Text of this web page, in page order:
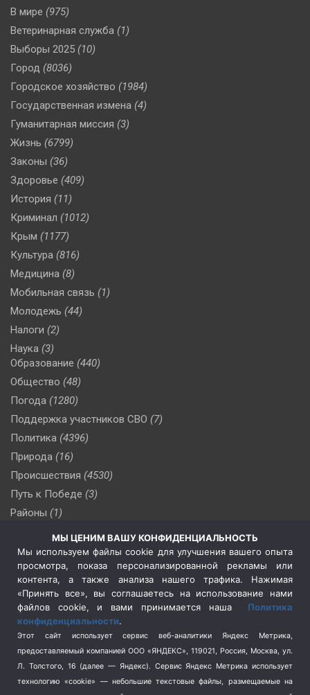
В мире (975)
Ветеринарная служба (1)
Выборы 2025 (10)
Город (8036)
Городское хозяйство (1984)
Государственная измена (4)
Гуманитарная миссия (3)
Жизнь (6799)
Законы (36)
Здоровье (409)
История (11)
Криминал (1012)
Крым (1177)
Культура (816)
Медицина (8)
Мобильная связь (1)
Молодежь (44)
Налоги (2)
Наука (3)
Образование (440)
Общество (48)
Погода (1280)
Поддержка участников СВО (7)
Политика (4396)
Природа (16)
Происшествия (4530)
Путь к Победе (3)
Районы (1)
(510)
Сельское хозяйство (3)
Социальная политика
(3)
Спецоперация в Украине
Спецоперация на Украине
(404)
Спорт (740)
Терроризм (1)
Транспорт (262)
МЫ ЦЕНИМ ВАШУ КОНФИДЕНЦИАЛЬНОСТЬ
Мы используем файлы cookie для улучшения вашего опыта
просмотра, показа персонализированной рекламы или
контента, а также анализа нашего трафика. Нажимая
«Принять все», вы соглашаетесь на использование нами
файлов cookie, и вами принимается наша Политика
конфиденциальности.
Этот сайт использует сервис веб-аналитики Яндекс Метрика,
предоставляемый компанией ООО «ЯНДЕКС», 119021, Россия, Москва, ул.
Л. Толстого, 16 (далее — Яндекс). Сервис Яндекс Метрика использует
технологию «cookie» — небольшие текстовые файлы, размещаемые на